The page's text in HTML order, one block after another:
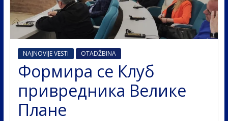
NAJNOVIJE VESTI OTADŽBINA
Формира се Клуб
привредника Велике
Плане